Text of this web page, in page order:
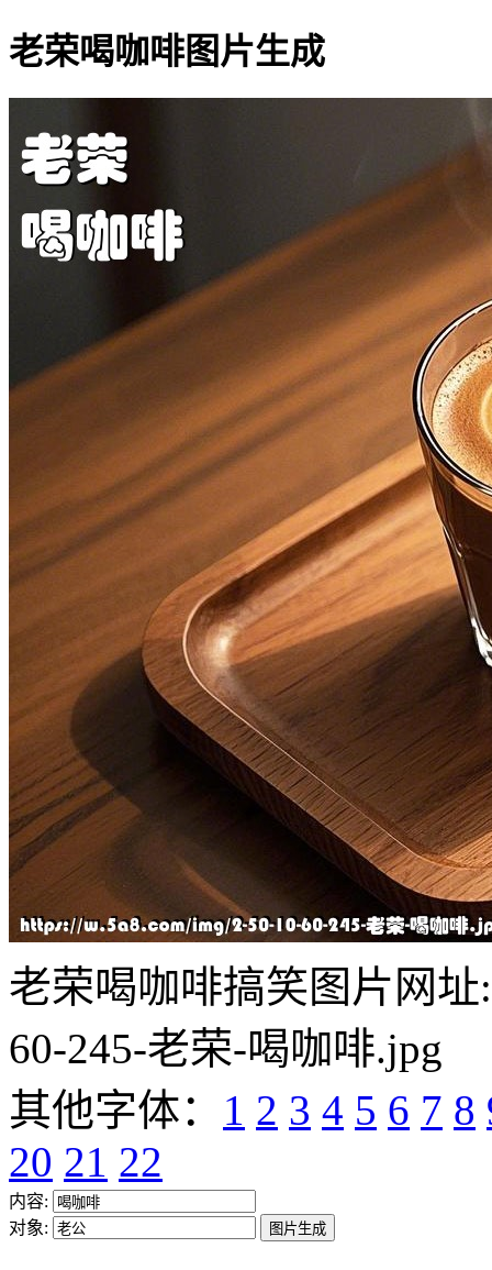
老荣喝咖啡图片生成
老荣喝咖啡搞笑图片网址
60-245-老荣-喝咖啡.jpg
其他字体： 1 2 3 4 5 6 7 8
20 21 22
内容:
对象: